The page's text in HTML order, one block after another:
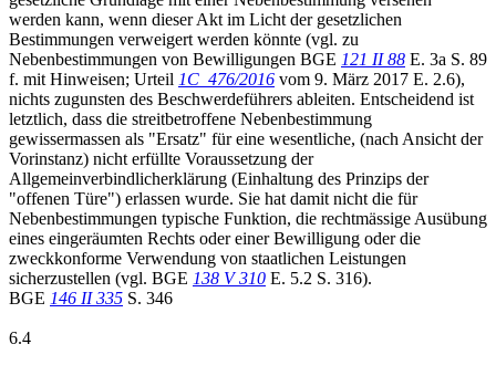
werden kann, wenn dieser Akt im Licht der gesetzlichen
Bestimmungen verweigert werden könnte (vgl. zu
Nebenbestimmungen von Bewilligungen BGE 121 II 88 E. 3a S. 89
f. mit Hinweisen; Urteil 1C_476/2016 vom 9. März 2017 E. 2.6),
nichts zugunsten des Beschwerdeführers ableiten. Entscheidend ist
letztlich, dass die streitbetroffene Nebenbestimmung
gewissermassen als "Ersatz" für eine wesentliche, (nach Ansicht der
Vorinstanz) nicht erfüllte Voraussetzung der
Allgemeinverbindlicherklärung (Einhaltung des Prinzips der
"offenen Türe") erlassen wurde. Sie hat damit nicht die für
Nebenbestimmungen typische Funktion, die rechtmässige Ausübung
eines eingeräumten Rechts oder einer Bewilligung oder die
zweckkonforme Verwendung von staatlichen Leistungen
sicherzustellen (vgl. BGE 138 V 310 E. 5.2 S. 316).
BGE 146 II 335 S. 346
6.4